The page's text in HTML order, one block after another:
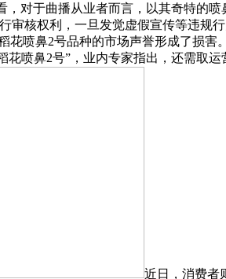
对于曲播从业者而言，以其奇特的
核权利，一旦发觉虚假宣传等违规
喷鼻2号品种的市场声誉形成了损害
喷鼻2号”，业内专家指出，还需取运
近日，消费者